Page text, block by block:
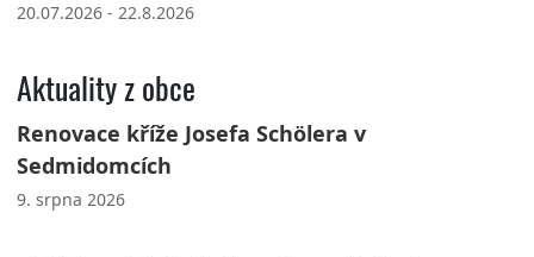
20.07.2026 - 22.8.2026
Aktuality z obce
Renovace kříže Josefa Schölera v
Sedmidomcích
9. srpna 2026